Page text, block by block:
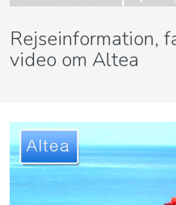
Rejseinformation,
video om Altea